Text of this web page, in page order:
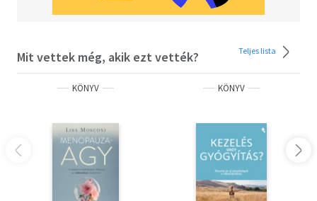
Mit vettek még, akik ezt vették? Teljes lista
KÖNYV KÖNYV